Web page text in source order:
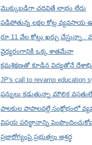
మొక్కుబడిగా చదివితే లాభం లేదు
పడిపోతున్న లక్షల కోట్ల వ్యవసాయ
రూ.11 వేల కోట్లు ఖర్చు
వైద్యరంగానికి ఒక్క శాతమేనా
క్రమశిక్షణతో కూడిన విద్యతోనే
JP's call to revamp education
పన్నులు కడుతున్నా మౌలిక
పాలకుల పాపాలవల్లే సంక్షోభంలో
విషయ పరిజ్ఞానాన్ని
ప్రజారోగ్యంపై ప్రభుత్వం అశ్రద్ధ